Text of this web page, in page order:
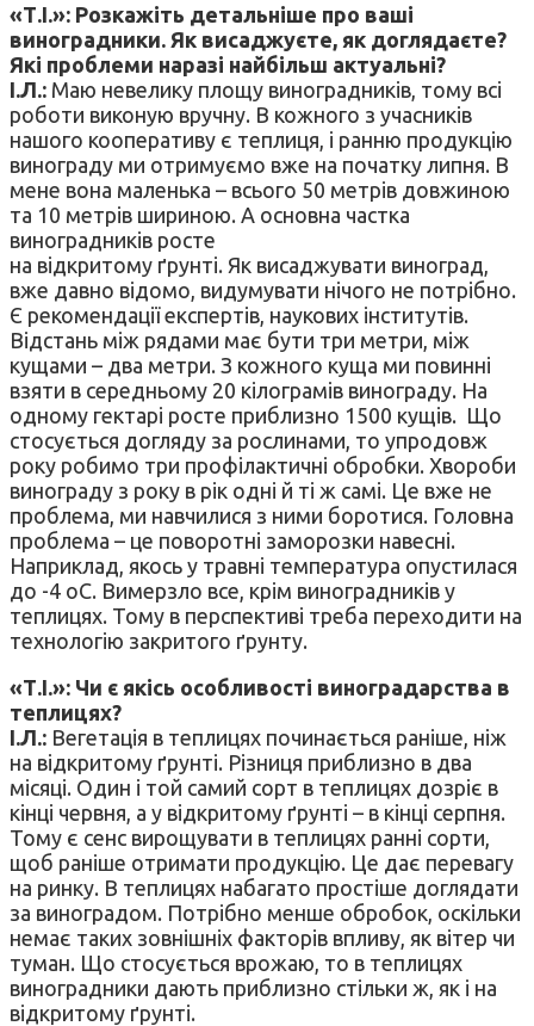
«Т.І.»: Розкажіть детальніше про ваші
виноградники. Як висаджуєте, як доглядаєте?
Які проблеми наразі найбільш актуальні?
І.Л.: Маю невелику площу виноградників, тому всі
роботи виконую вручну. В кожного з учасників
нашого кооперативу є теплиця, і ранню продукцію
винограду ми отримуємо вже на початку липня. В
мене вона маленька – всього 50 метрів довжиною
та 10 метрів шириною. А основна частка
виноградників росте
на відкритому ґрунті. Як висаджувати виноград,
вже давно відомо, видумувати нічого не потрібно.
Є рекомендації експертів, наукових інститутів.
Відстань між рядами має бути три метри, між
кущами – два метри. З кожного куща ми повинні
взяти в середньому 20 кілограмів винограду. На
одному гектарі росте приблизно 1500 кущів. Що
стосується догляду за рослинами, то упродовж
року робимо три профілактичні обробки. Хвороби
винограду з року в рік одні й ті ж самі. Це вже не
проблема, ми навчилися з ними боротися. Головна
проблема – це поворотні заморозки навесні.
Наприклад, якось у травні температура опустилася
до -4 оС. Вимерзло все, крім виноградників у
теплицях. Тому в перспективі треба переходити на
технологію закритого ґрунту.
«Т.І.»: Чи є якісь особливості виноградарства в
теплицях?
І.Л.: Вегетація в теплицях починається раніше, ніж
на відкритому ґрунті. Різниця приблизно в два
місяці. Один і той самий сорт в теплицях дозріє в
кінці червня, а у відкритому ґрунті – в кінці серпня.
Тому є сенс вирощувати в теплицях ранні сорти,
щоб раніше отримати продукцію. Це дає перевагу
на ринку. В теплицях набагато простіше доглядати
за виноградом. Потрібно менше обробок, оскільки
немає таких зовнішніх факторів впливу, як вітер чи
туман. Що стосується врожаю, то в теплицях
виноградники дають приблизно стільки ж, як і на
відкритому ґрунті.